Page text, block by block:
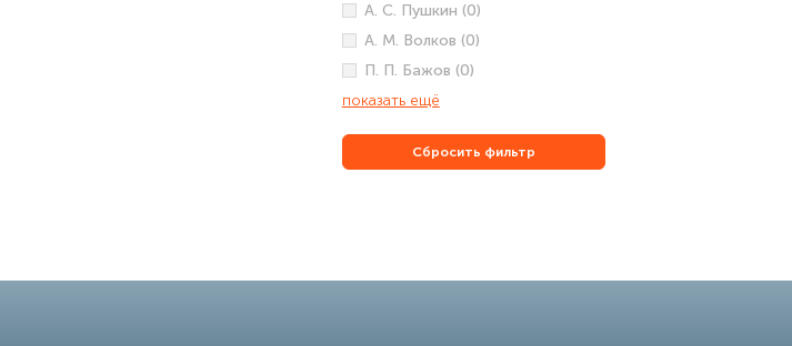
А. С. Пушкин (0)
А. М. Волков (0)
П. П. Бажов (0)
показать ещё
Сбросить фильтр